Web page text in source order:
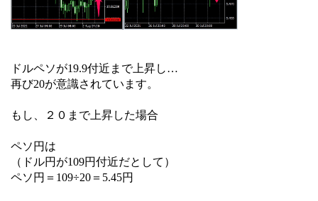
ドルペソが19.9付近まで上昇し…
再び20が意識されています。
もし、２０まで上昇した場合
ペソ円は
（ドル円が109円付近だとして）
ペソ円＝109÷20＝5.45円